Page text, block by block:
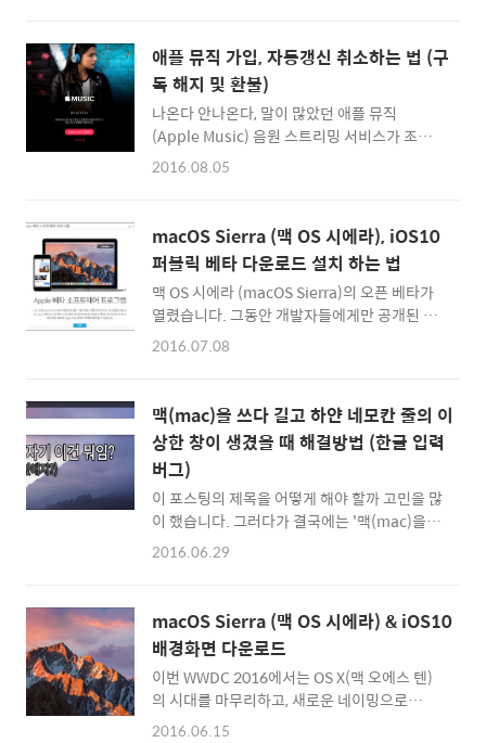
매번 지문으로 본인 인증을 하곤 했는데요. 어느
순간부터인가 무료 앱을 다운로드 받을 때 반복
적으로 지문인식을 하는 과정이 너무 불필요하
게 생각되더군요 ^^ iOS8.4 부터 무료 앱을 설
치할 때는 비번을 치지 않아도 되도록 되어있는
데요. 터치아이디 설정 및 iTunes Appstore
니다. 비밀번호 입력 없이 앱스토어 무료 앱 다
운받는 법 : 터치아이디 App Store 끄기 ▲ 터..
애플 뮤직 가입, 자동갱신 취소하는 법 (구
독 해지 및 환불)
나온다 안나온다, 말이 많았던 애플 뮤직
(Apple Music) 음원 스트리밍 서비스가 조용
히 2016년 8월 5일 부터 한국시장에 진출했습
보다 발빠르게 애플 뮤직이 한국에 상륙하니 감
회가 새롭네요 ^^ 오늘은 애플 뮤직을 가입하는
법, 그리고 구독 방식으로 자동갱신을 취소하는
법을 간략하게 정리해봅니다. 애플 뮤직, 음악
스트리밍 국내 서비스 시작 :: 애플 뮤직 한국 공
식 사이트 바로가기 :: 일단 애플 뮤직(Appple
앱을 통에서 쉽게 가입이 가능합니다. 저는 아이
폰 '음악' 앱을 실행하니 바로 아래와 ..
2016.08.05
macOS Sierra (맥 OS 시에라), iOS10
퍼블릭 베타 다운로드 설치 하는 법
맥 OS 시에라 (macOS Sierra)의 오픈 베타가
열렸습니다. 그동안 개발자들에게만 공개된 디
벨로퍼 베타였다면 이제 퍼블릭 베타 (공개 베
누구나 미리 써볼 수 있습니다. 아시다시피 베타
(beta)라는 것은 버그가 잡히지 않는 테스트 빌
드의 소프트웨어를 뜻하니... 새로운 기능을 먼
저 써보는 것 보다 안정성을 추구하신다면 스킵
하시는 것이 좋겠습니다. ^^ Apple Public
Beta (애플 공개 베타) 소프트웨어 프로그램 등
록 페이지 :: Apple 베타 소프트웨어 프로그램
페이지 바로가기 :: 사이트에 접속한 뒤, 사용하
베타 설명서를 읽어볼 수 있습니다...
2016.07.08
맥(mac)을 쓰다 길고 하얀 네모칸 줄의 이
상한 창이 생겼을 때 해결방법 (한글 입력
버그)
이 포스팅의 제목을 어떻게 해야 할까 고민을 많
이 했습니다. 그러다가 결국에는 '맥(mac)을 쓰
다 길고 하얀 네모칸 줄의 이상한 창이 생겼을
기고 폴더작업을 하다가... 키보드 입력을 했을
때 길다란 창이 뜰 때가 있습니다. 이따끔 타이
핑을 해보면 여기에 한글입력이 되기도 하죠. 바
로 아래와 같은 현상입니다. ▲ 길다란 줄 같은
창이 떳다? 이게 대체 무슨 창이지? 하고 마우스
를 가져다 대어 보면 크기조절도 되는데... 없애
2016.06.29
macOS Sierra (맥 OS 시에라) & iOS10
배경화면 다운로드
이번 WWDC 2016에서는 OS X(맥 오에스 텐)
의 시대를 마무리하고, 새로운 네이밍으로
macOS Sierra(맥 오에스 시에라)가 공개되었
2016.06.15